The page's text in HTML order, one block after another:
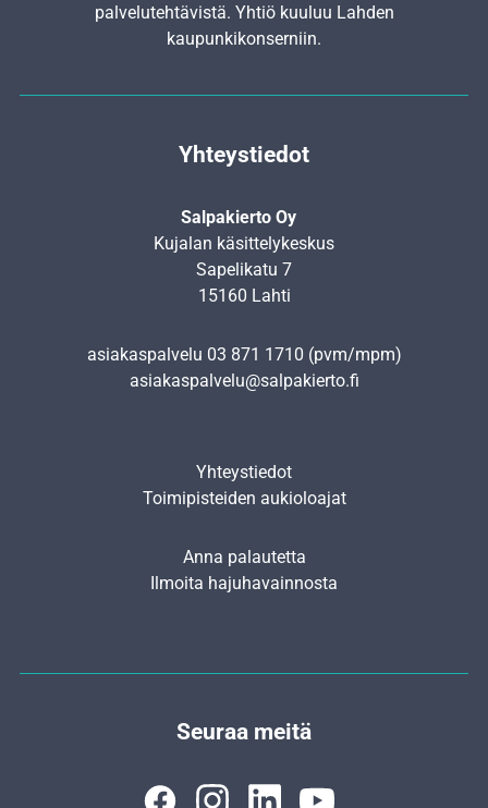
palvelutehtävistä. Yhtiö kuuluu Lahden
kaupunkikonserniin.
Yhteystiedot
Salpakierto Oy
Kujalan käsittelykeskus
Sapelikatu 7
15160 Lahti
asiakaspalvelu 03 871 1710 (pvm/mpm)
asiakaspalvelu@salpakierto.fi
Yhteystiedot
Toimipisteiden aukioloajat
Anna palautetta
Ilmoita hajuhavainnosta
Seuraa meitä